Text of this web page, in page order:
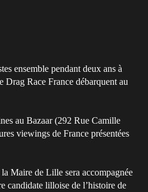
ensemble pendant deux ans à
Drag Race France débarquent au
au Bazaar (292 Rue Camille
viewings de France présentées
Maire de Lille sera accompagnée
candidate lilloise de l’histoire de